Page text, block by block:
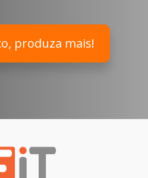
produza mais!